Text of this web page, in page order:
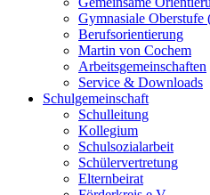
Gymnasiale Oberstufe
Berufsorientierung
Martin von Cochem
Arbeitsgemeinschaften
Service & Downloads
Schulgemeinschaft
Schulleitung
Kollegium
Schulsozialarbeit
Schülervertretung
Elternbeirat